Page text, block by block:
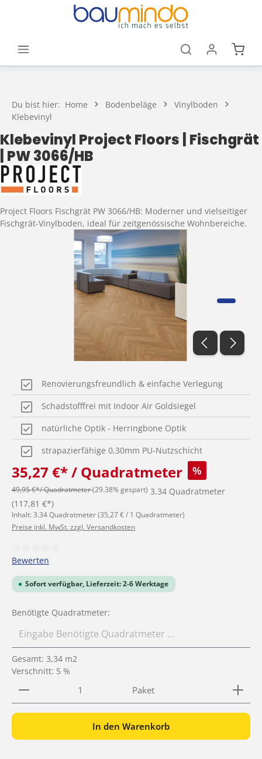
Zum Hauptinhalt springen
Du bist hier: Home Bodenbeläge
Vinylboden
Klebevinyl
Klebevinyl Project Floors | Fischgrät
| PW 3066/HB
Project Floors Fischgrät PW 3066/HB: Moderner und vielseitiger
Fischgrät-Vinylboden, ideal für zeitgenössische Wohnbereiche.
Bildergalerie überspringen
Renovierungsfreundlich & einfache Verlegung
Schadstofffrei mit Indoor Air Goldsiegel
natürliche Optik - Herringbone Optik
strapazierfähige 0,30mm PU-Nutzschicht
35,27 €* / Quadratmeter %
49,95 €*/ Quadratmeter(29.38% gespart) 3.34 Quadratmeter
(117,81 €*)
Inhalt: 3.34 Quadratmeter(35,27 € / 1 Quadratmeter)
Preise inkl. MwSt. zzgl. Versandkosten
Durchschnittliche Bewertung von 0 von 5 Sternen
Bewerten
Sofort verfügbar, Lieferzeit: 2-6 Werktage
Benötigte Quadratmeter:
Gesamt: 3,34 m2
Verschnitt: 5 %
Produkt Anzahl: Gib den gewünschten Wert ein
Paket
In den Warenkorb